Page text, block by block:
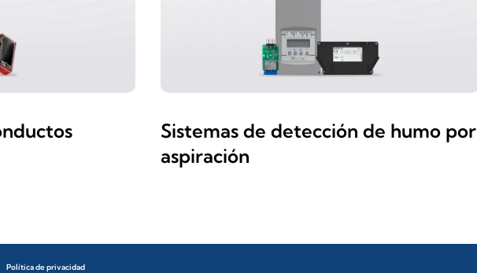
Sistemas de detección de humo por
aspiración
Política de privacidad